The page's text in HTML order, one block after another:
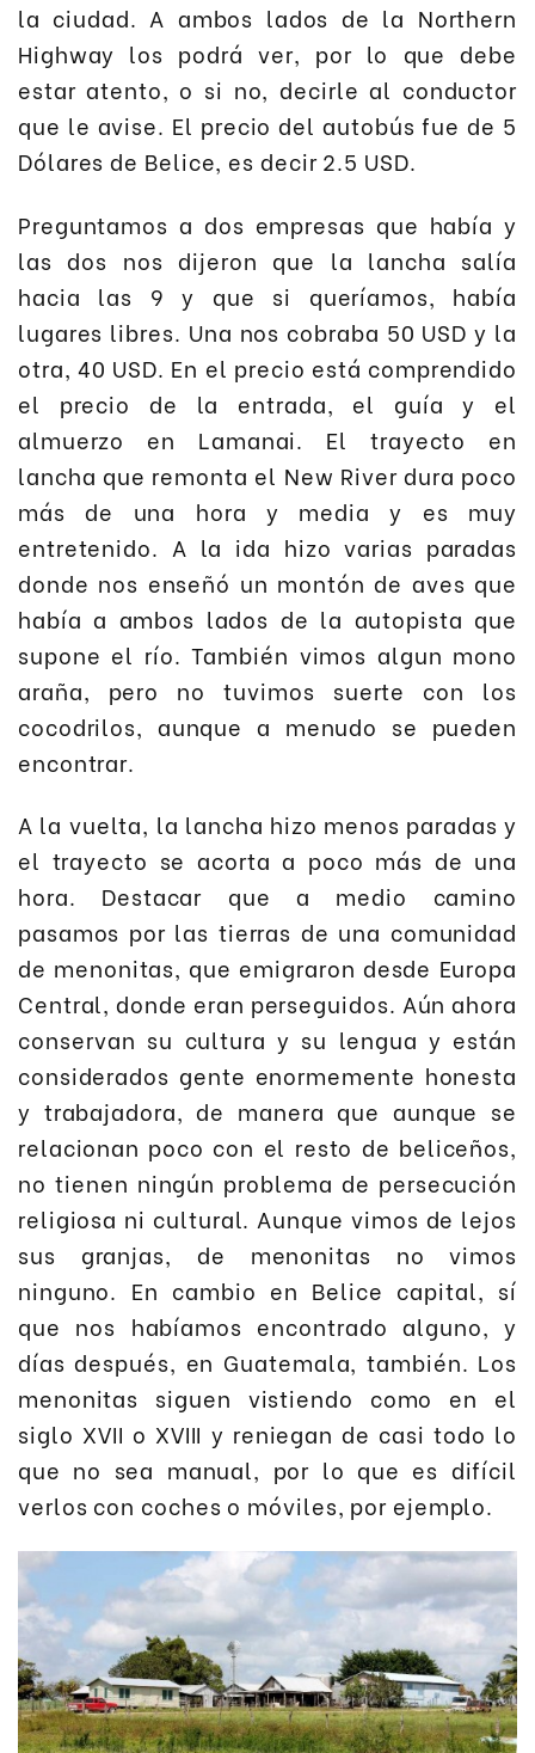
la ciudad. A ambos lados de la Northern
Highway los podrá ver, por lo que debe
estar atento, o si no, decirle al conductor
que le avise. El precio del autobús fue de 5
Dólares de Belice, es decir 2.5 USD.
Preguntamos a dos empresas que había y
las dos nos dijeron que la lancha salía
hacia las 9 y que si queríamos, había
lugares libres. Una nos cobraba 50 USD y la
otra, 40 USD. En el precio está comprendido
el precio de la entrada, el guía y el
almuerzo en Lamanai. El trayecto en
lancha que remonta el New River dura poco
más de una hora y media y es muy
entretenido. A la ida hizo varias paradas
donde nos enseñó un montón de aves que
había a ambos lados de la autopista que
supone el río. También vimos algun mono
araña, pero no tuvimos suerte con los
cocodrilos, aunque a menudo se pueden
encontrar.
A la vuelta, la lancha hizo menos paradas y
el trayecto se acorta a poco más de una
hora. Destacar que a medio camino
pasamos por las tierras de una comunidad
de menonitas, que emigraron desde Europa
Central, donde eran perseguidos. Aún ahora
conservan su cultura y su lengua y están
considerados gente enormemente honesta
y trabajadora, de manera que aunque se
relacionan poco con el resto de beliceños,
no tienen ningún problema de persecución
religiosa ni cultural. Aunque vimos de lejos
sus granjas, de menonitas no vimos
ninguno. En cambio en Belice capital, sí
que nos habíamos encontrado alguno, y
días después, en Guatemala, también. Los
menonitas siguen vistiendo como en el
siglo XVII o XVIII y reniegan de casi todo lo
que no sea manual, por lo que es difícil
verlos con coches o móviles, por ejemplo.